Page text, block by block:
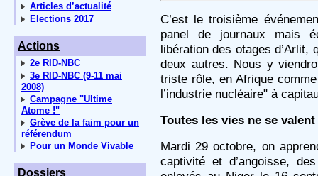
Articles d’actualité
Elections 2017
Actions
2e RID-NBC
3e RID-NBC (9-11 mai
2008)
Campagne "Ultime
Atome !"
Grève de la faim pour un
référendum
Pour un Monde Vivable
Dossiers
C’est le troisième
panel de journaux mais
libération des otages
deux autres. Nous y
triste rôle, en Afrique
l’industrie nucléaire" à
Toutes les vies ne se valent
Mardi 29 octobre, on
captivité et d’angoisse,